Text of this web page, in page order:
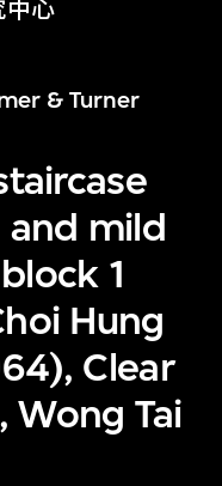
中心
& Turner
and mild
1
Hung
Clear
Wong Tai
一世纪视觉